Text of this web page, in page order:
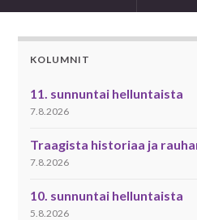
KOLUMNIT
11. sunnuntai helluntaista
7.8.2026
Traagista historiaa ja
7.8.2026
10. sunnuntai helluntaista
5.8.2026